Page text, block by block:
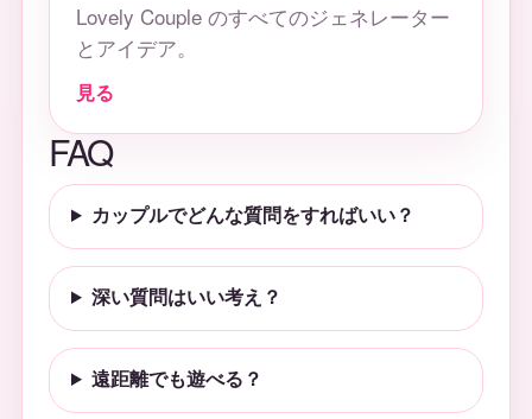
Lovely Couple のすべてのジェネレーター
とアイデア。
見る
FAQ
カップルでどんな質問をすればいい？
深い質問はいい考え？
遠距離でも遊べる？